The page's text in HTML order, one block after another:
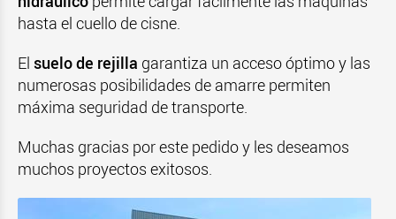
hasta el cuello de cisne.
El suelo de rejilla garantiza un acceso óptimo y las
numerosas posibilidades de amarre permiten
máxima seguridad de transporte.
Muchas gracias por este pedido y les deseamos
muchos proyectos exitosos.